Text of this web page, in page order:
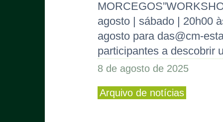
agosto | sábado | 20h00
agosto para das@cm-
participantes a descobrir
8 de agosto de 2025
Arquivo de notícias